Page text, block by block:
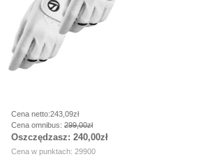
Cena netto:243,09zł
Cena omnibus: 299,00zł
Oszczędzasz: 240,00zł
Cena w punktach: 29900